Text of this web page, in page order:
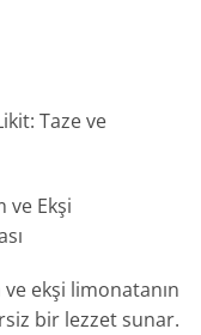
Taze ve
ve Ekşi
ekşi limonatanın
bir lezzet sunar.